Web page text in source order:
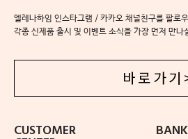
엘레나하임 인스타그램 / 카카오 채널친구를 팔로
각종 신제품 출시 및 이벤트 소식을 가장 먼저 만나
바 로 가 기
CUSTOMER